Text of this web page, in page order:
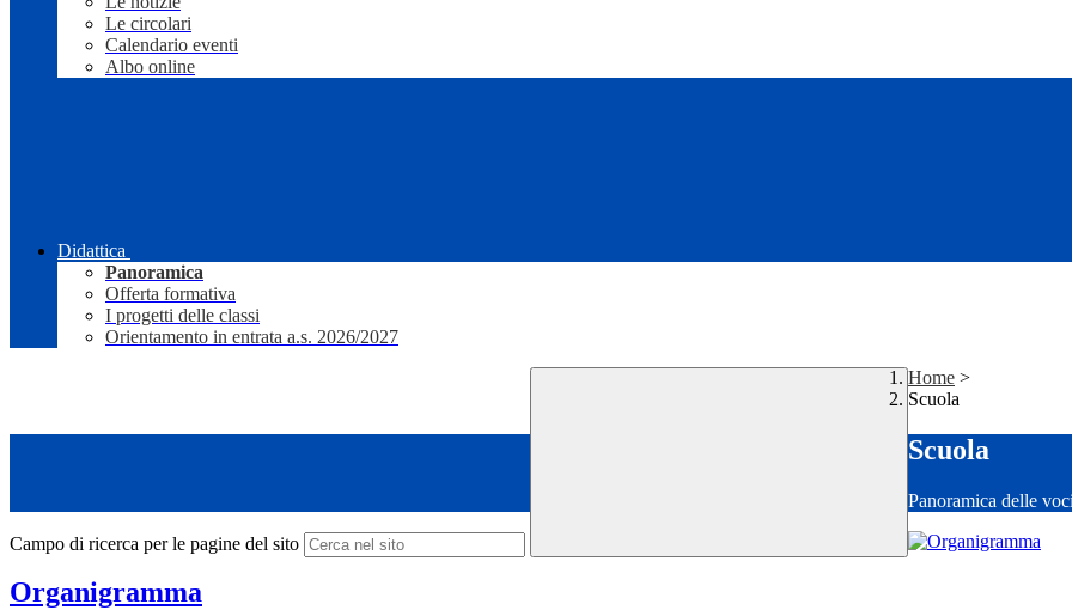
Le circolari
Calendario eventi
Albo online
Didattica
Panoramica
Offerta formativa
I progetti delle classi
Orientamento in entrata a.s. 2026/2027
Campo di ricerca per le pagine del sito
Home >
Scuola
Scuola
Panoramica delle
Organigramma